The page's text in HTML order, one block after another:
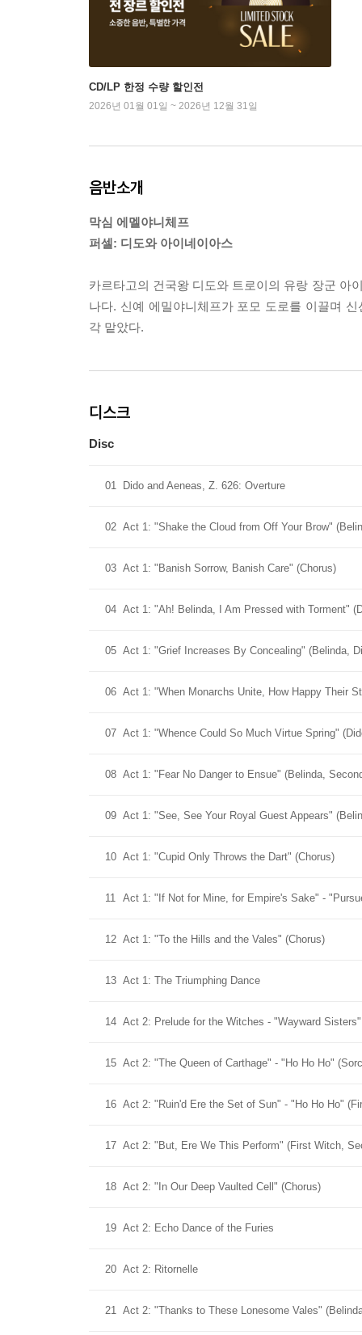
CD/LP 한정 수량 할인전
2026년 01월 01일 ~ 2026년 12월 31일
음반소개
막심 에멜야니체프
퍼셀: 디도와 아이네이아스
카르타고의 건국왕 디도와 트로이의 유랑 장군 아
나다. 신예 에밀야니체프가 포모 도로를 이끌며
각 맡았다.
디스크
Disc
01 Dido and Aeneas, Z. 626: Overture
02 Act 1: "Shake the Cloud from Off Your Brow"
03 Act 1: "Banish Sorrow, Banish Care" (Chorus)
04 Act 1: "Ah! Belinda, I Am Pressed with Torment"
05 Act 1: "Grief Increases By Concealing" (Belinda,
06 Act 1: "When Monarchs Unite, How Happy Their
07 Act 1: "Whence Could So Much Virtue Spring"
08 Act 1: "Fear No Danger to Ensue" (Belinda,
09 Act 1: "See, See Your Royal Guest Appears"
10 Act 1: "Cupid Only Throws the Dart" (Chorus)
11 Act 1: "If Not for Mine, for Empire's Sake" -
12 Act 1: "To the Hills and the Vales" (Chorus)
13 Act 1: The Triumphing Dance
14 Act 2: Prelude for the Witches - "Wayward
15 Act 2: "The Queen of Carthage" - "Ho Ho Ho"
16 Act 2: "Ruin'd Ere the Set of Sun" - "Ho Ho Ho"
17 Act 2: "But, Ere We This Perform" (First Witch,
18 Act 2: "In Our Deep Vaulted Cell" (Chorus)
19 Act 2: Echo Dance of the Furies
20 Act 2: Ritornelle
21 Act 2: "Thanks to These Lonesome Vales"